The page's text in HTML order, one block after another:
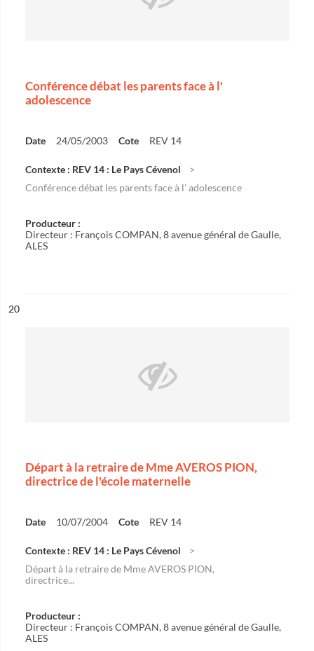
Conférence débat les parents face à l'
adolescence
Date 24/05/2003 Cote REV 14
Contexte : REV 14 : Le Pays Cévenol
Conférence débat les parents face à l' adolescence
Producteur :
Directeur : François COMPAN, 8 avenue général de Gaulle,
ALES
n°
20
Départ à la retraire de Mme AVEROS PION,
directrice de l'école maternelle
Date 10/07/2004 Cote REV 14
Contexte : REV 14 : Le Pays Cévenol
Départ à la retraire de Mme AVEROS PION,
directrice...
Producteur :
Directeur : François COMPAN, 8 avenue général de Gaulle,
ALES